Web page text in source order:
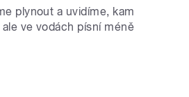
plynout a uvidíme, kam
ve vodách písní méně